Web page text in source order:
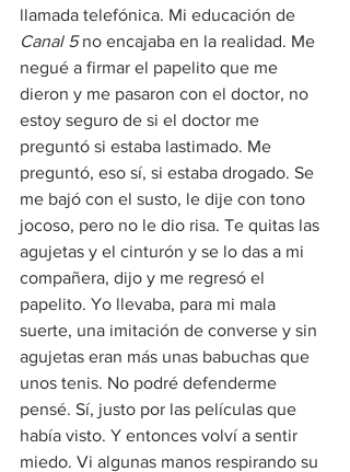
llamada telefónica. Mi educación de
Canal 5 no encajaba en la realidad. Me
negué a firmar el papelito que me
dieron y me pasaron con el doctor, no
estoy seguro de si el doctor me
preguntó si estaba lastimado. Me
preguntó, eso sí, si estaba drogado. Se
me bajó con el susto, le dije con tono
jocoso, pero no le dio risa. Te quitas las
agujetas y el cinturón y se lo das a mi
compañera, dijo y me regresó el
papelito. Yo llevaba, para mi mala
suerte, una imitación de converse y sin
agujetas eran más unas babuchas que
unos tenis. No podré defenderme
pensé. Sí, justo por las películas que
había visto. Y entonces volví a sentir
miedo. Vi algunas manos respirando su